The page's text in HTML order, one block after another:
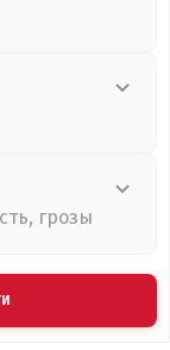
грозы